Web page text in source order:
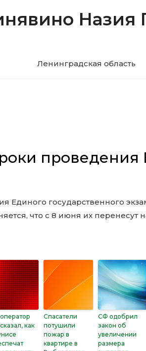
Назия
Ленинградская область
проведения
Единого государственного
что с 8 июня их перенесут
как
Спасатели
потушили
пожар в
квартире в
СФ одобрил
закон об
увеличении
размера